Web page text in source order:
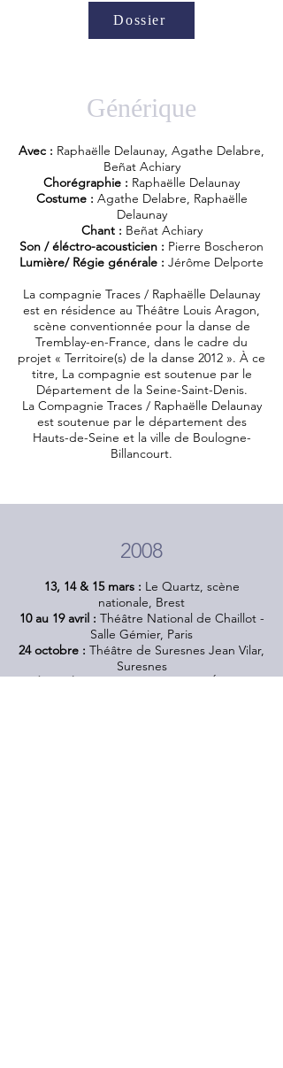
Dossier
Générique
Avec : Raphaëlle Delaunay, Agathe Delabre,
Beñat Achiary
Chorégraphie : Raphaëlle Delaunay
Costume : Agathe Delabre, Raphaëlle
Delaunay
Chant : Beñat Achiary
Son / éléctro-acousticien : Pierre Boscheron
Lumière/ Régie générale : Jérôme Delporte
La compagnie Traces / Raphaëlle Delaunay
est en résidence au Théâtre Louis Aragon,
scène conventionnée pour la danse de
Tremblay-en-France, dans le cadre du
projet « Territoire(s) de la danse 2012 ». À ce
titre, La compagnie est soutenue par le
Département de la Seine-Saint-Denis.
La Compagnie Traces / Raphaëlle Delaunay
est soutenue par le département des
Hauts-de-Seine et la ville de Boulogne-
Billancourt.
2008
13, 14 & 15 mars : Le Quartz, scène
nationale, Brest
10 au 19 avril : Théâtre National de Chaillot -
Salle Gémier, Paris
24 octobre : Théâtre de Suresnes Jean Vilar,
Suresnes
5 décembre :Comédie de Saint-Étienne -